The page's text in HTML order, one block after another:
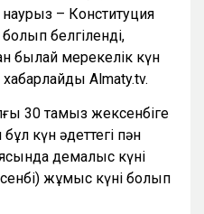
– Конституция
белгіленді,
былай мерекелік күн
Almaty.tv.
30 тамыз жексенбіге
күн әдеттегі пән
демалыс күні
жұмыс күні болып